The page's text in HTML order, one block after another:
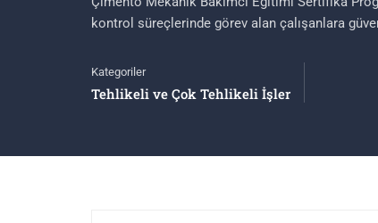
kontrol süreçlerinde görev alan çalışanlara
Kategoriler
Tehlikeli ve Çok Tehlikeli İşler